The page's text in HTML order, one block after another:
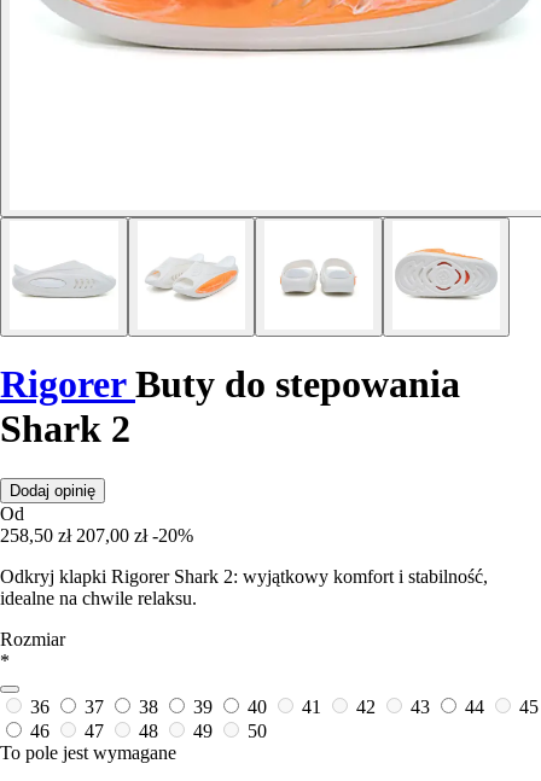
RigorerButy do stepowania
Shark 2
Dodaj opinię
Od
258,50 zł 207,00 zł -20%
Odkryj klapki Rigorer Shark 2: wyjątkowy komfort i stabilność,
idealne na chwile relaksu.
Rozmiar
*
36 37 38 39 40 41 42 43 44
45
46
47 48 49
50
To pole jest wymagane